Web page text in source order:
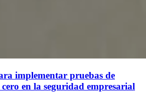
implementar pruebas de
en la seguridad empresarial